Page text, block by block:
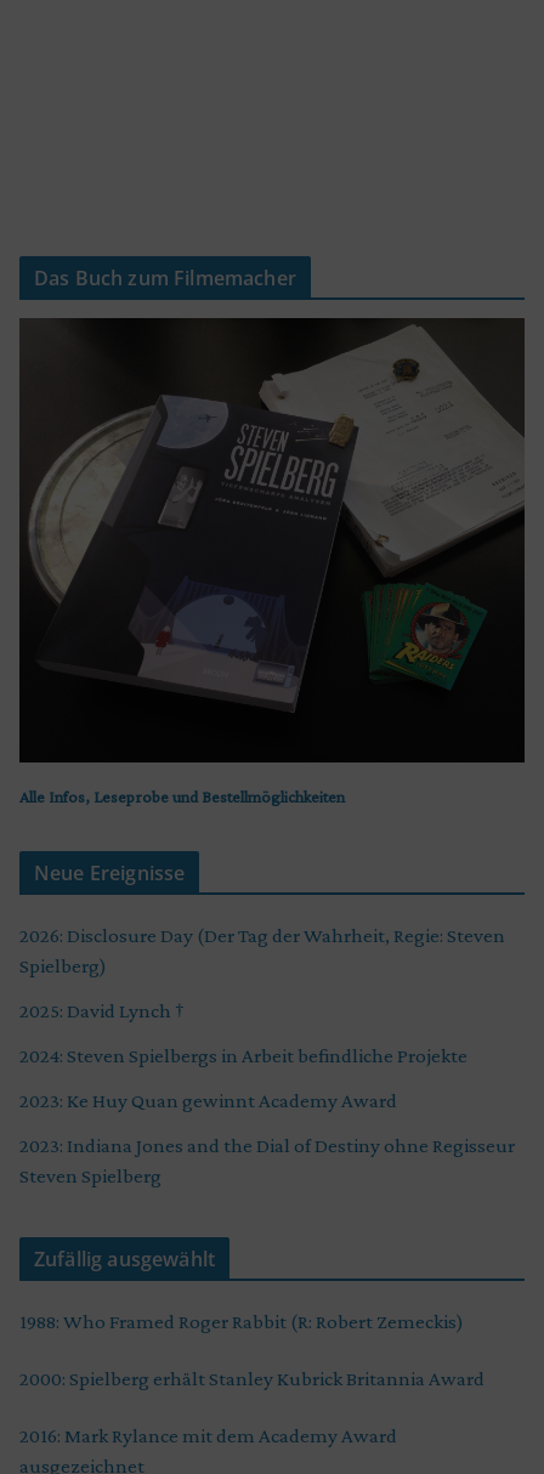
Das Buch zum Filmemacher
Alle Infos, Leseprobe und Bestellmöglichkeiten
Neue Ereignisse
2026: Disclosure Day (Der Tag der Wahrheit, Regie: Steven
Spielberg)
2025: David Lynch †
2024: Steven Spielbergs in Arbeit befindliche Projekte
2023: Ke Huy Quan gewinnt Academy Award
2023: Indiana Jones and the Dial of Destiny ohne Regisseur
Steven Spielberg
Zufällig ausgewählt
1988: Who Framed Roger Rabbit (R: Robert Zemeckis)
2000: Spielberg erhält Stanley Kubrick Britannia Award
2016: Mark Rylance mit dem Academy Award
ausgezeichnet